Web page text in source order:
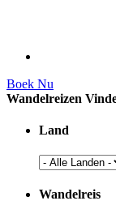
Boek Nu
Wandelreizen
Land
Wandelreis